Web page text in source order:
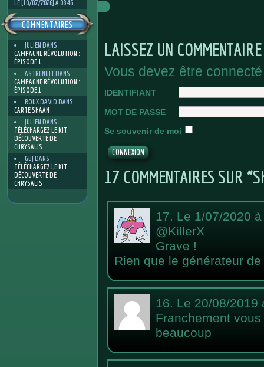
LE [10/07/2026] À 08:46
COMMENTAIRES
JULIEN DANS
CAMPAGNE RÉVOLUTION :
ÉPISODE 1
ASTRENUIT DANS
CAMPAGNE RÉVOLUTION :
ÉPISODE 1
ROUX DAVID DANS
CARTE SHAAN
JULIEN DANS
TÉLÉCHARGEZ LE KIT
DÉCOUVERTE DE
CHRYSALIS
GUJ DANS
TÉLÉCHARGEZ LE KIT
DÉCOUVERTE DE
CHRYSALIS
LAISSEZ UN COMMENTAIRE
Vous devez être
IDENTIFIANT
MOT DE PASSE
Se souvenir de moi
17 COMMENTAIRES SUR
17. Le 1/07/2020
@KillerX
Grave !
Rien que le générateur
16. Le 20/08/
Franchement
beaucoup